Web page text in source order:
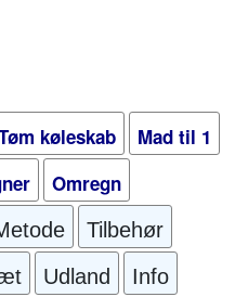
køleskab
Mad til 1
Omregn
Tilbehør
Udland Info